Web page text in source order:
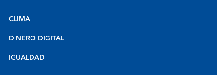
CLIMA
DINERO DIGITAL
IGUALDAD